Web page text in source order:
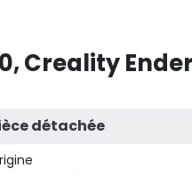
détachée